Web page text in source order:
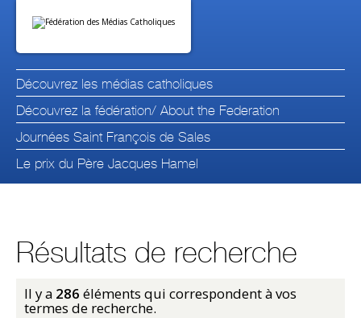
contenu.
navigation
personnels
Découvrez les médias catholiques
Découvrez la fédération/ About the Federation
Journées Saint François de Sales
Le prix du Père Jacques Hamel
Résultats de recherche
Il y a 286 éléments qui correspondent à vos
termes de recherche.